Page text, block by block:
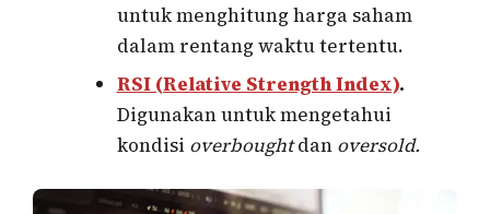
untuk menghitung harga saham
dalam rentang waktu tertentu.
RSI (Relative Strength Index).
Digunakan untuk mengetahui
kondisi overboughtdan oversold.